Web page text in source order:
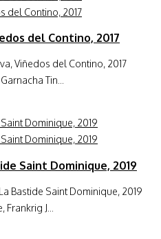
del Contino, 2017
Viñedos del Contino, 2017
Tin...
Saint Dominique, 2019
Saint Dominique, 2019
J...